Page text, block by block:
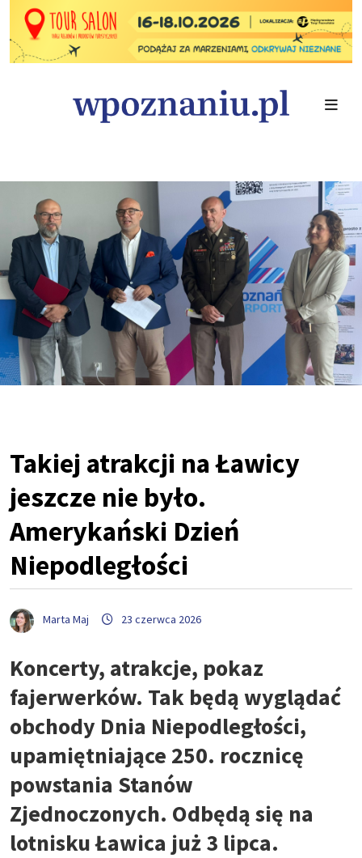
Takiej atrakcji na Ławicy
jeszcze nie było.
Amerykański Dzień
Niepodległości
Marta Maj 23 czerwca 2026
Koncerty, atrakcje, pokaz
fajerwerków. Tak będą wyglądać
obchody Dnia Niepodległości,
upamiętniające 250. rocznicę
powstania Stanów
Zjednoczonych. Odbędą się na
lotnisku Ławica już 3 lipca.